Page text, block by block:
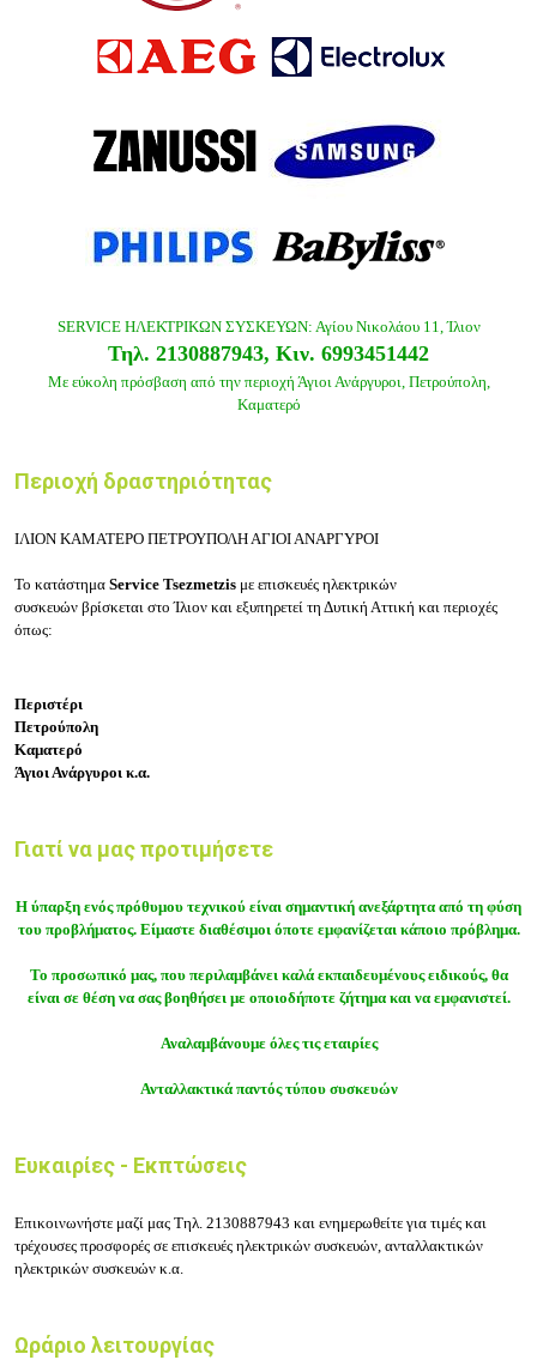
SERVICE ΗΛΕΚΤΡΙΚΩΝ ΣΥΣΚΕΥΩΝ: Αγίου Νικολάου 11, Ίλιον
Τηλ. 2130887943, Κιν. 6993451442
Με εύκολη πρόσβαση από την περιοχή Άγιοι Ανάργυροι, Πετρούπολη,
Καματερό
Περιοχή δραστηριότητας
ΙΛΙΟΝ ΚΑΜΑΤΕΡΟ ΠΕΤΡΟΥΠΟΛΗ ΑΓΙΟΙ ΑΝΑΡΓΥΡΟΙ
Το κατάστημα Service Tsezmetzis με επισκευές ηλεκτρικών
συσκευών βρίσκεται στοΊλιον και εξυπηρετεί τη Δυτική Αττική και περιοχές
όπως:
Περιστέρι
Πετρούπολη
Καματερό
Άγιοι Ανάργυροι κ.α.
Γιατί να μας προτιμήσετε
Η ύπαρξη ενός πρόθυμου τεχνικού είναι σημαντική ανεξάρτητα από τη φύση
του προβλήματος. Είμαστε διαθέσιμοι όποτε εμφανίζεται κάποιο πρόβλημα.
Το προσωπικό μας, που περιλαμβάνει καλά εκπαιδευμένους ειδικούς, θα
είναι σε θέση να σας βοηθήσει με οποιοδήποτε ζήτημα και να εμφανιστεί.
Αναλαμβάνουμε όλες τις εταιρίες
Ανταλλακτικά παντός τύπου συσκευών
Ευκαιρίες - Εκπτώσεις
Επικοινωνήστε μαζί μας Τηλ. 2130887943 και ενημερωθείτε για τιμές και
τρέχουσες προσφορές σε επισκευές ηλεκτρικών συσκευών, ανταλλακτικών
ηλεκτρικών συσκευών κ.α.
Ωράριο λειτουργίας